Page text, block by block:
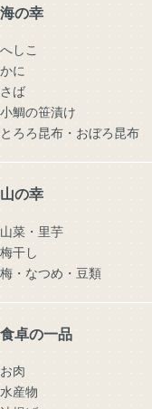
海の幸
へしこ
かに
さば
小鯛の笹漬け
とろろ昆布・おぼろ昆布
山の幸
山菜・里芋
梅干し
梅・なつめ・豆類
食卓の一品
お肉
水産物